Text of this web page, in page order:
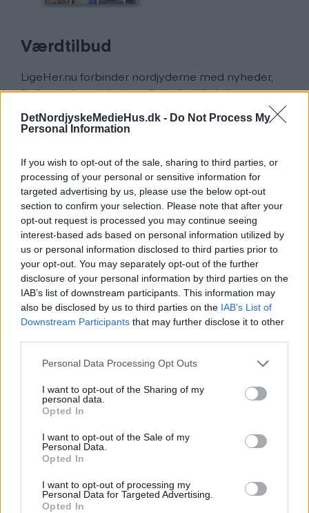
DetNordjyskeMedieHus.dk - Do Not Process My
Personal Information
If you wish to opt-out of the sale, sharing to third parties, or
processing of your personal or sensitive information for
targeted advertising by us, please use the below opt-out
section to confirm your selection. Please note that after your
opt-out request is processed you may continue seeing
interest-based ads based on personal information utilized by
us or personal information disclosed to third parties prior to
your opt-out. You may separately opt-out of the further
disclosure of your personal information by third parties on the
IAB’s list of downstream participants. This information may
also be disclosed by us to third parties on the IAB’s List of
Downstream Participants that may further disclose it to other
Personal Data Processing Opt Outs
I want to opt-out of the Sharing of my
personal data.
Opted In
I want to opt-out of the Sale of my
Personal Data.
Opted In
I want to opt-out of processing my
Personal Data for Targeted Advertising.
Opted In
Værdtilbud
LigeHer.nu forbinder nordjyderne med nyheder,
fællesskab og lokale muligheder. Vi skaber
synlighed for lokale virksomheder og foreninger
gennem engagerende journalistik og målrettede
medier og 215.000 husstandsomdelte lokalaviser
hver uge. På LigeHer.nu mødes de lokale
stemmer, idéer og initiativer – og bliver til handling
dér, hvor vi bor.
Ligeher.nu findes for otte lokalområder:
Aalborg
Brønderslev og omegn
Frederikshavn og omegn
Mariagerfjord
Jammerbugt
Thy-Mors
Besøgligeher.nu
os på Facebook ellerInstagram, så får du
automatisk nyheder og historier fra dit lokalområde
direkte på din mobil, tablet eller computer - når
det passer dig.